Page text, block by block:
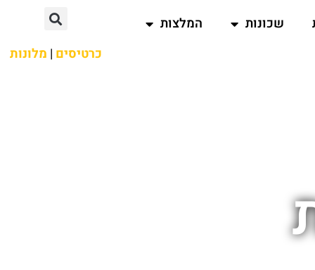
שכונות
המלצות
כרטיסים | מלונות